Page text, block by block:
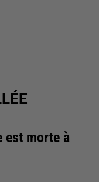
est morte à